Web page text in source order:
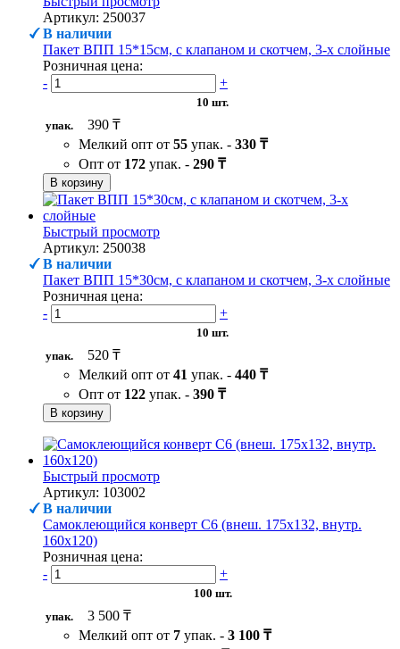
Артикул: 250037
В наличии
Пакет ВПП 15*15см, с клапаном и скотчем, 3-х слойные
Розничная цена:
-
+
10 шт.
упак.
390 ₸
Мелкий опт от 55 упак. - 330 ₸
Опт от 172 упак. - 290 ₸
В корзину
Быстрый просмотр
Артикул: 250038
В наличии
Пакет ВПП 15*30см, с клапаном и скотчем, 3-х слойные
Розничная цена:
-
+
10 шт.
упак.
520 ₸
Мелкий опт от 41 упак. - 440 ₸
Опт от 122 упак. - 390 ₸
В корзину
Быстрый просмотр
Артикул: 103002
В наличии
Самоклеющийся конверт С6 (внеш. 175х132, внутр.
160х120)
Розничная цена:
-
+
100 шт.
упак.
3 500 ₸
Мелкий опт от 7 упак. - 3 100 ₸